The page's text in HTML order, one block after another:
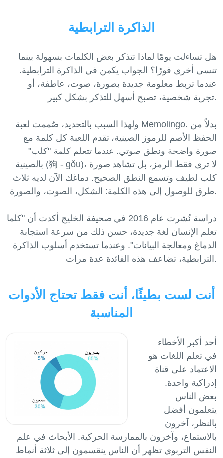
الذاكرة الترابطية
هل تساءلت يومًا لماذا تتذكر بعض الكلمات بسهولة بينما
تنسى أخرى فورًا؟ الجواب يكمن في الذاكرة الترابطية.
عندما تربط معلومة جديدة بصورة، صوت، عاطفة، أو
تجربة شخصية، تصبح أسهل للتذكر بشكل كبير.
ولهذا السبب بالتحديد، صُممت لعبة Memolingo. بدلاً من
الحفظ الأصم للرموز الصينية، تقدم اللعبة كل كلمة مع
صورة واضحة ونطق صوتي. عندما تتعلم كلمة "كلب"
بالصينية (狗 - gǒu)، لا ترى فقط الرمز، بل تشاهد صورة
كلب لطيف وتسمع النطق الصحيح. دماغك الآن لديه ثلاث
طرق للوصول إلى هذه الكلمة: الشكل، الصوت، والصورة.
دراسة نُشرت عام 2016 في صحيفة الخليج أكدت أن "كلما
تعلم الإنسان لغة جديدة، حسن ذلك من سرعة استجابة
الدماغ ومعالجة البيانات". وعندما تستخدم أسلوب الذاكرة
أنت لست بطيئًا، أنت فقط تحتاج الأدوات
المناسبة
أحد أكبر الأخطاء
في تعلم اللغات هو
الاعتماد على قناة
إدراكية واحدة.
بعض الناس
يتعلمون أفضل
بالنظر، آخرون
بالاستماع، وآخرون بالممارسة الحركية. الأبحاث في علم
النفس التربوي تظهر أن الناس ينقسمون إلى ثلاثة أنماط